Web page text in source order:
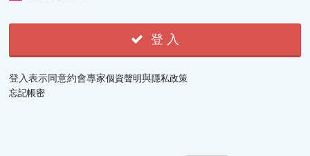
登 入
登入表示同意約會專家個資聲明與隱私政策
忘記帳密